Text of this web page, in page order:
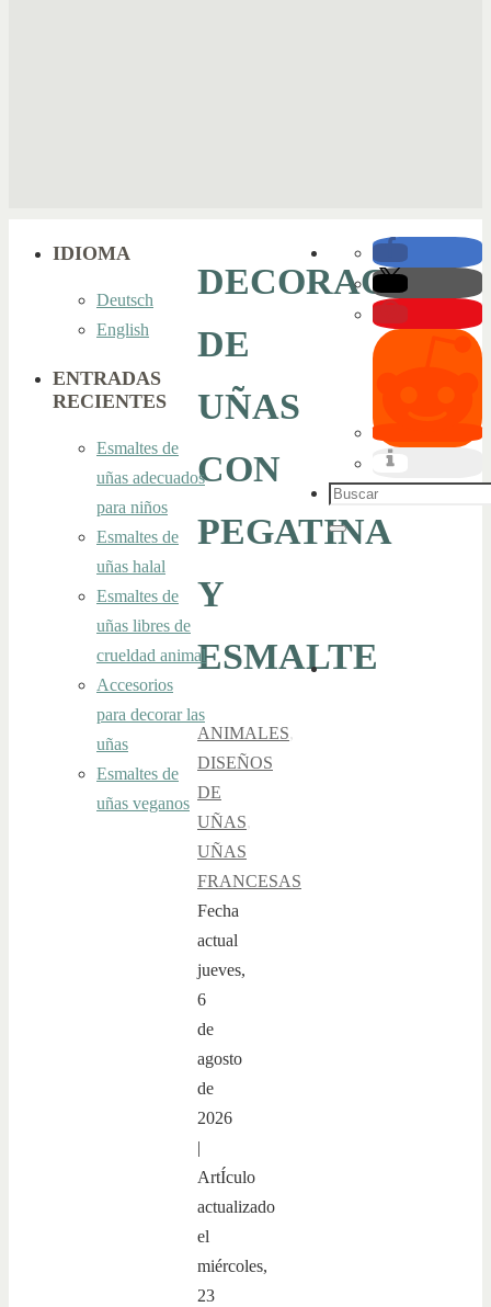
DECORACIÓN
DE
UÑAS
CON
PEGATINA
Y
ESMALTE
ANIMALES,
DISEÑOS
DE
UÑAS,
UÑAS
FRANCESAS
Fecha
actual
jueves,
6
de
agosto
de
2026
|
ArtÍculo
actualizado
el
miércoles,
23
IDIOMA
Deutsch
English
ENTRADAS
RECIENTES
Esmaltes de
uñas adecuados
para niños
Esmaltes de
uñas halal
Esmaltes de
uñas libres de
crueldad animal
Accesorios
para decorar las
uñas
Esmaltes de
uñas veganos
Buscar:
Buscar